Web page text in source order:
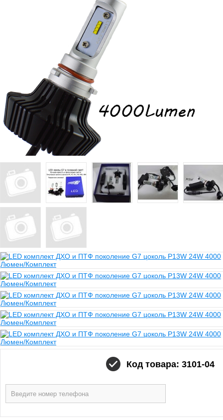
Код товара: 3101-04